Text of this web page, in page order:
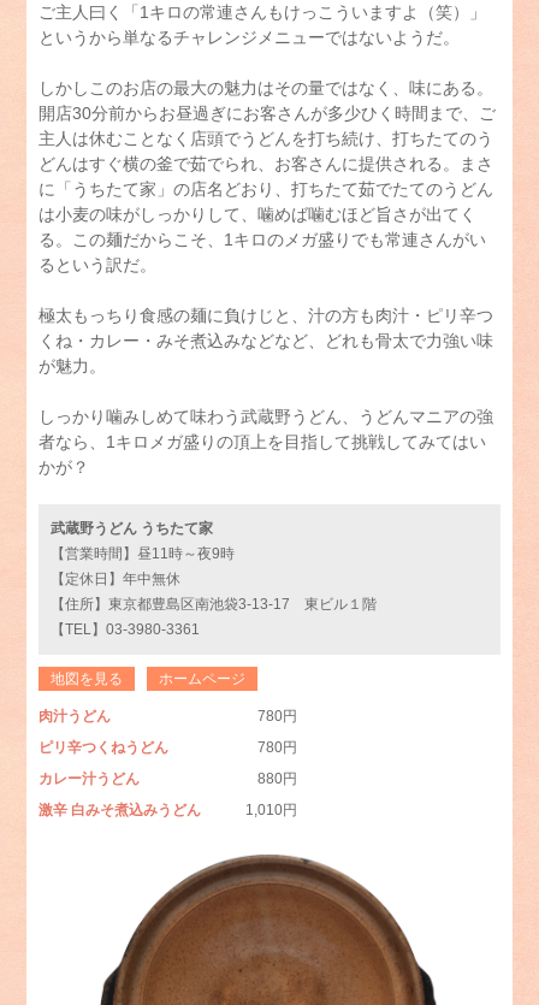
ご主人曰く「1キロの常連さんもけっこういますよ（笑）」
というから単なるチャレンジメニューではないようだ。
しかしこのお店の最大の魅力はその量ではなく、味にある。
開店30分前からお昼過ぎにお客さんが多少ひく時間まで、ご
主人は休むことなく店頭でうどんを打ち続け、打ちたてのう
どんはすぐ横の釜で茹でられ、お客さんに提供される。まさ
に「うちたて家」の店名どおり、打ちたて茹でたてのうどん
は小麦の味がしっかりして、噛めば噛むほど旨さが出てく
る。この麺だからこそ、1キロのメガ盛りでも常連さんがい
るという訳だ。
極太もっちり食感の麺に負けじと、汁の方も肉汁・ピリ辛つ
くね・カレー・みそ煮込みなどなど、どれも骨太で力強い味
が魅力。
しっかり噛みしめて味わう武蔵野うどん、うどんマニアの強
者なら、1キロメガ盛りの頂上を目指して挑戦してみてはい
かが？
武蔵野うどん うちたて家
【営業時間】昼11時～夜9時
【定休日】年中無休
【住所】東京都豊島区南池袋3-13-17 東ビル１階
【TEL】03-3980-3361
地図を見る ホームページ
肉汁うどん
780円
ピリ辛つくねうどん
780円
カレー汁うどん
880円
激辛 白みそ煮込みうどん
1,010円